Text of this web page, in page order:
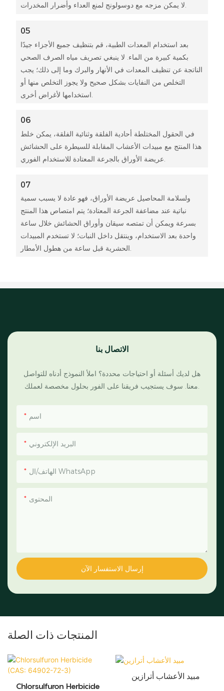
لا يمكن مزجه مع دوسولونج لمنع العداء وأضرار المخدرات.
05
بعد استخدام المعدات الطبية، قم بتنظيف جميع الأجزاء جيدًا
بكمية كبيرة من الماء. لا ينبغي تصريف مياه الصرف الصحي
الناتجة عن تنظيف المعدات في الأنهار والبرك وما إلى ذلك؛ يجب
التخلص من النفايات بشكل صحيح ولا يجوز التخلص منها أو
06
في الحقول المختلطة أحادية الفلقة وثنائية الفلقة، يمكن خلط
هذا المنتج مع مبيدات الأعشاب المقابلة للسيطرة على الحشائش
عريضة الأوراق بالجرعة المعتادة للاستخدام الفوري.
07
ولسلامة المحاصيل عريضة الأوراق، فهو عادة لا يسبب سمية
نباتية عند مضاعفة الجرعة المعتادة؛ يتم امتصاص هذا المنتج
بسرعة ويمكن أن تمتصه سيقان وأوراق الحشائش خلال ساعة
واحدة بعد الاستخدام، وينتقل داخل النبات؛ لا تستخدم المبيدات
الحشرية قبل ساعة من هطول الأمطار.
الاتصال بنا
هل لديك أسئلة أو احتياجات محددة؟ املأ النموذج أدناه للتواصل
اسم
البريد الإلكتروني
الهاتف/ال WhatsApp
المحتوى
إرسال الاستفسار الآن
المنتجات ذات الصلة
Chlorsulfuron Herbicide
مبيد الأعشاب أترازين